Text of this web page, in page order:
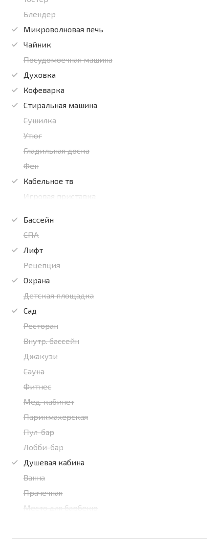
Блендер
Микроволновая печь
Чайник
Посудомоечная машина
Духовка
Кофеварка
Стиральная машина
Сушилка
Утюг
Гладильная доска
Фен
Кабельное тв
Игровая приставка
Бассейн
СПА
Лифт
Рецепция
Охрана
Детская площадка
Сад
Ресторан
Внутр. бассейн
Джакузи
Сауна
Фитнес
Мед. кабинет
Парикмахерская
Пул-бар
Лобби-бар
Душевая кабина
Ванна
Прачечная
Место для барбекю